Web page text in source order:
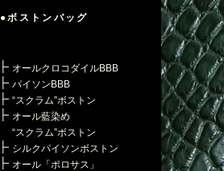
●ボストンバッグ
オールクロコダイルBBB
パイソンBBB
“スクラム”ボストン
オール藍染め
“スクラム”ボストン
シルクパイソンボストン
オール「ポロサス」